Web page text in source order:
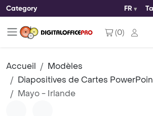
Category FR
(0)
Accueil
Modèles
Diapositives de Cartes
Mayo - Irlande